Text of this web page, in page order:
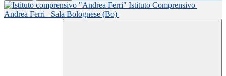
Istituto Comprensivo
Andrea Ferri
Sala Bolognese (Bo)